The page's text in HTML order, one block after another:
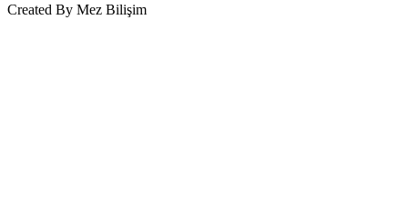
Created By Mez Bilişim